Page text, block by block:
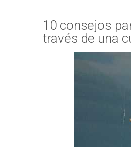
10 consejos
través de una